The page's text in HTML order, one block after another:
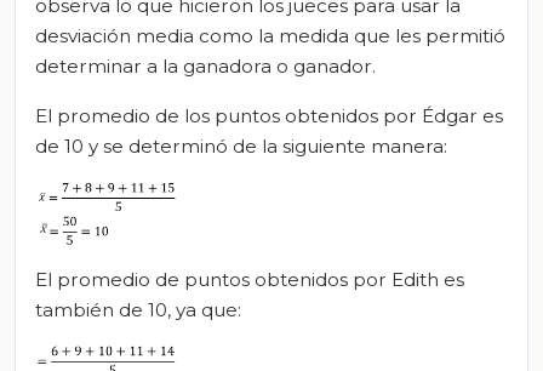
observa lo que hicieron los jueces para usar la
desviación media como la medida que les permitió
determinar a la ganadora o ganador.
El promedio de los puntos obtenidos por Édgar es
de 10 y se determinó de la siguiente manera:
El promedio de puntos obtenidos por Edith es
también de 10, ya que: